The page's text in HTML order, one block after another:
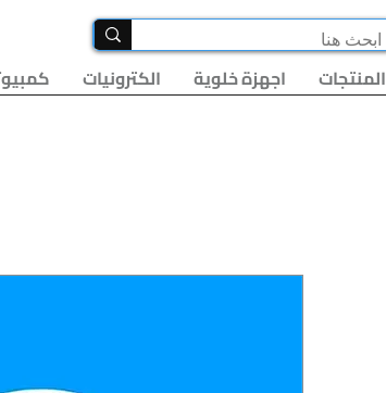
المنتجات اجهزة خلوية الكترونيات